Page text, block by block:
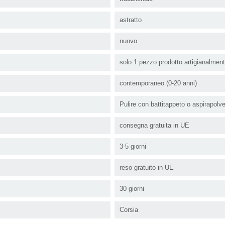
astratto
nuovo
solo 1 pezzo prodotto
contemporaneo (0-20 anni)
Pulire con battitappeto o
consegna gratuita in UE
3-5 giorni
reso gratuito in UE
30 giorni
Corsia